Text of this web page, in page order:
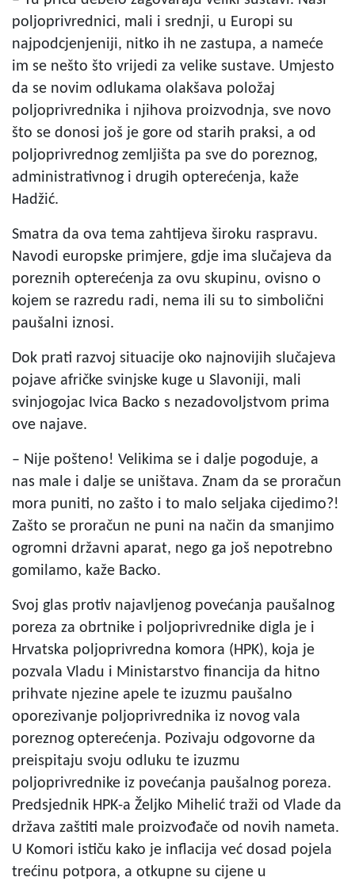
poljoprivrednici, mali i srednji, u Europi su
najpodcjenjeniji, nitko ih ne zastupa, a nameće
im se nešto što vrijedi za velike sustave. Umjesto
da se novim odlukama olakšava položaj
poljoprivrednika i njihova proizvodnja, sve novo
što se donosi još je gore od starih praksi, a od
poljoprivrednog zemljišta pa sve do poreznog,
administrativnog i drugih opterećenja, kaže
Hadžić.
Smatra da ova tema zahtijeva široku raspravu.
Navodi europske primjere, gdje ima slučajeva da
poreznih opterećenja za ovu skupinu, ovisno o
kojem se razredu radi, nema ili su to simbolični
paušalni iznosi.
Dok prati razvoj situacije oko najnovijih slučajeva
pojave afričke svinjske kuge u Slavoniji, mali
svinjogojac Ivica Backo s nezadovoljstvom prima
ove najave.
– Nije pošteno! Velikima se i dalje pogoduje, a
nas male i dalje se uništava. Znam da se proračun
mora puniti, no zašto i to malo seljaka cijedimo?!
Zašto se proračun ne puni na način da smanjimo
ogromni državni aparat, nego ga još nepotrebno
gomilamo, kaže Backo.
Svoj glas protiv najavljenog povećanja paušalnog
poreza za obrtnike i poljoprivrednike digla je i
Hrvatska poljoprivredna komora (HPK), koja je
pozvala Vladu i Ministarstvo financija da hitno
prihvate njezine apele te izuzmu paušalno
oporezivanje poljoprivrednika iz novog vala
poreznog opterećenja. Pozivaju odgovorne da
preispitaju svoju odluku te izuzmu
poljoprivrednike iz povećanja paušalnog poreza.
Predsjednik HPK-a Željko Mihelić traži od Vlade da
država zaštiti male proizvođače od novih nameta.
U Komori ističu kako je inflacija već dosad pojela
trećinu potpora, a otkupne su cijene u